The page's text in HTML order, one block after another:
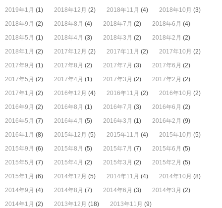
2019年1月 (1) 2018年12月 (2) 2018年11月 (4) 2018年10月 (3)
2018年9月 (2) 2018年8月 (4) 2018年7月 (2) 2018年6月 (4)
2018年5月 (1) 2018年4月 (3) 2018年3月 (2) 2018年2月 (2)
2018年1月 (2) 2017年12月 (2) 2017年11月 (2) 2017年10月 (2)
2017年9月 (1) 2017年8月 (2) 2017年7月 (3) 2017年6月 (2)
2017年5月 (2) 2017年4月 (1) 2017年3月 (2) 2017年2月 (2)
2017年1月 (2) 2016年12月 (4) 2016年11月 (2) 2016年10月 (2)
2016年9月 (2) 2016年8月 (1) 2016年7月 (3) 2016年6月 (2)
2016年5月 (7) 2016年4月 (5) 2016年3月 (1) 2016年2月 (9)
2016年1月 (8) 2015年12月 (5) 2015年11月 (4) 2015年10月 (5)
2015年9月 (6) 2015年8月 (5) 2015年7月 (7) 2015年6月 (5)
2015年5月 (7) 2015年4月 (2) 2015年3月 (2) 2015年2月 (5)
2015年1月 (6) 2014年12月 (5) 2014年11月 (4) 2014年10月 (8)
2014年9月 (4) 2014年8月 (7) 2014年6月 (3) 2014年3月 (2)
2014年1月 (2) 2013年12月 (18) 2013年11月 (9)